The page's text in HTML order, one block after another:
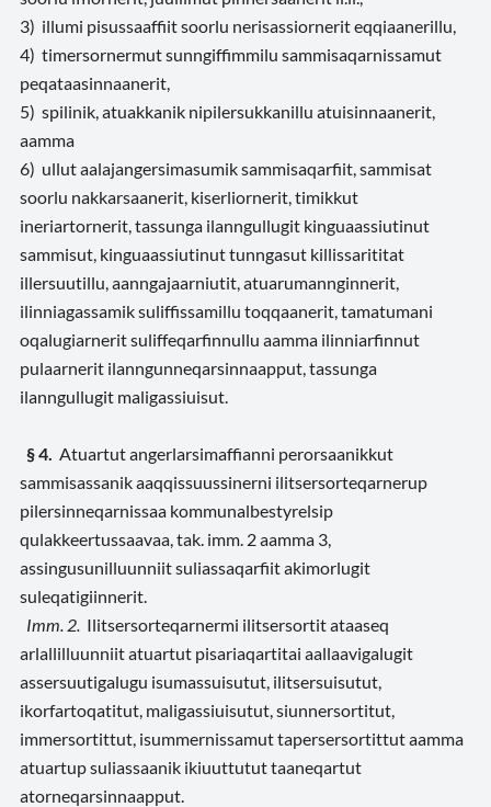
3) illumi pisussaaffiit soorlu nerisassiornerit eqqiaanerillu,
4) timersornermut sunngiffimmilu sammisaqarnissamut
peqataasinnaanerit,
5) spilinik, atuakkanik nipilersukkanillu atuisinnaanerit,
aamma
6) ullut aalajangersimasumik sammisaqarfiit, sammisat
soorlu nakkarsaanerit, kiserliornerit, timikkut
ineriartornerit, tassunga ilanngullugit kinguaassiutinut
sammisut, kinguaassiutinut tunngasut killissarititat
illersuutillu, aanngajaarniutit, atuarumannginnerit,
ilinniagassamik suliffissamillu toqqaanerit, tamatumani
oqalugiarnerit suliffeqarfinnullu aamma ilinniarfinnut
pulaarnerit ilanngunneqarsinnaapput, tassunga
ilanngullugit maligassiuisut.
§ 4. Atuartut angerlarsimaffianni perorsaanikkut
sammisassanik aaqqissuussinerni ilitsersorteqarnerup
pilersinneqarnissaa kommunalbestyrelsip
qulakkeertussaavaa, tak. imm. 2 aamma 3,
assingusunilluunniit suliassaqarfiit akimorlugit
suleqatigiinnerit.
Imm. 2. Ilitsersorteqarnermi ilitsersortit ataaseq
arlallilluunniit atuartut pisariaqartitai aallaavigalugit
assersuutigalugu isumassuisutut, ilitsersuisutut,
ikorfartoqatitut, maligassiuisutut, siunnersortitut,
immersortittut, isummernissamut tapersersortittut aamma
atuartup suliassaanik ikiuuttutut taaneqartut
atorneqarsinnaapput.